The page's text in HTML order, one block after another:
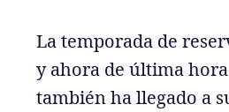
La temporada de
y ahora de última
también ha llegado a